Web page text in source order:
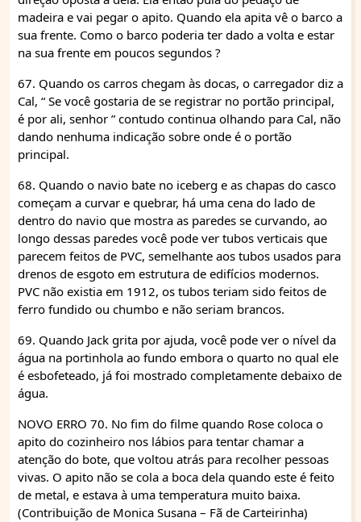
madeira e vai pegar o apito. Quando ela apita vê o barco a
sua frente. Como o barco poderia ter dado a volta e estar
na sua frente em poucos segundos ?
67. Quando os carros chegam às docas, o carregador diz a
Cal, “ Se você gostaria de se registrar no portão principal,
é por ali, senhor ” contudo continua olhando para Cal, não
dando nenhuma indicação sobre onde é o portão
principal.
68. Quando o navio bate no iceberg e as chapas do casco
começam a curvar e quebrar, há uma cena do lado de
dentro do navio que mostra as paredes se curvando, ao
longo dessas paredes você pode ver tubos verticais que
parecem feitos de PVC, semelhante aos tubos usados para
drenos de esgoto em estrutura de edifícios modernos.
PVC não existia em 1912, os tubos teriam sido feitos de
ferro fundido ou chumbo e não seriam brancos.
69. Quando Jack grita por ajuda, você pode ver o nível da
água na portinhola ao fundo embora o quarto no qual ele
é esbofeteado, já foi mostrado completamente debaixo de
água.
NOVO ERRO 70. No fim do filme quando Rose coloca o
apito do cozinheiro nos lábios para tentar chamar a
atenção do bote, que voltou atrás para recolher pessoas
vivas. O apito não se cola a boca dela quando este é feito
de metal, e estava à uma temperatura muito baixa.
(Contribuição de Monica Susana – Fã de Carteirinha)